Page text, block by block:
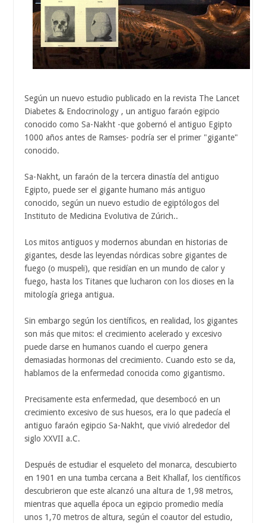
Según un nuevo estudio publicado en la revista The Lancet
Diabetes & Endocrinology , un antiguo faraón egipcio
conocido como Sa-Nakht -que gobernó el antiguo Egipto
1000 años antes de Ramses- podría ser el primer "gigante"
conocido.
Sa-Nakht, un faraón de la tercera dinastía del antiguo
Egipto, puede ser el gigante humano más antiguo
conocido, según un nuevo estudio de egiptólogos del
Instituto de Medicina Evolutiva de Zúrich..
Los mitos antiguos y modernos abundan en historias de
gigantes, desde las leyendas nórdicas sobre gigantes de
fuego (o muspeli), que residían en un mundo de calor y
fuego, hasta los Titanes que lucharon con los dioses en la
mitología griega antigua.
Sin embargo según los científicos, en realidad, los gigantes
son más que mitos: el crecimiento acelerado y excesivo
puede darse en humanos cuando el cuerpo genera
demasiadas hormonas del crecimiento. Cuando esto se da,
hablamos de la enfermedad conocida como gigantismo.
Precisamente esta enfermedad, que desembocó en un
crecimiento excesivo de sus huesos, era lo que padecía el
antiguo faraón egipcio Sa-Nakht, que vivió alrededor del
siglo XXVII a.C.
Después de estudiar el esqueleto del monarca, descubierto
en 1901 en una tumba cercana a Beit Khallaf, los científicos
descubrieron que este alcanzó una altura de 1,98 metros,
mientras que aquella época un egipcio promedio medía
unos 1,70 metros de altura, según el coautor del estudio,